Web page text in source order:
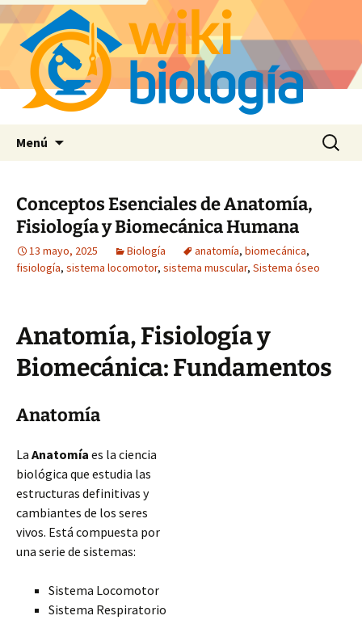
Menú Buscar:
Conceptos Esenciales de Anatomía,
Fisiología y Biomecánica Humana
13 mayo, 2025 Biología anatomía, biomecánica,
fisiología, sistema locomotor, sistema muscular, Sistema óseo
Anatomía, Fisiología y
Biomecánica: Fundamentos
Anatomía
La Anatomía es la ciencia
biológica que estudia las
estructuras definitivas y
cambiantes de los seres
vivos. Está compuesta por
una serie de sistemas:
Sistema Locomotor
Sistema Respiratorio